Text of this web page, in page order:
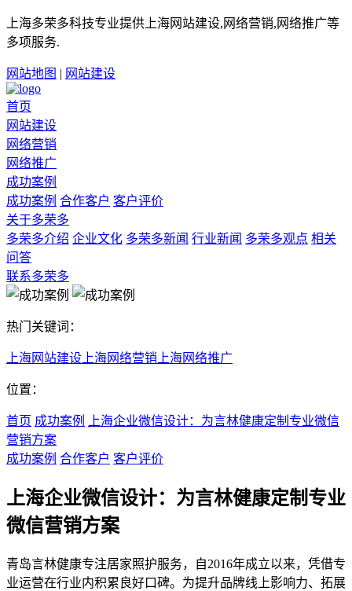
上海多荣多科技专业提供上海网站建设,网络营销,网络推广等
多项服务.
网站地图 | 网站建设
首页
网站建设
网络营销
网络推广
成功案例
成功案例 合作客户 客户评价
关于多荣多
多荣多介绍 企业文化 多荣多新闻 行业新闻 多荣多观点 相关
问答
联系多荣多
热门关键词：
上海网站建设 上海网络营销 上海网络推广
位置：
首页 成功案例
上海企业微信设计：为言林健康定制专业微信
营销方案
成功案例 合作客户 客户评价
上海企业微信设计：为言林健康定制专业
微信营销方案
青岛言林健康专注居家照护服务，自2016年成立以来，凭借专
业运营在行业内积累良好口碑。为提升品牌线上影响力、拓展